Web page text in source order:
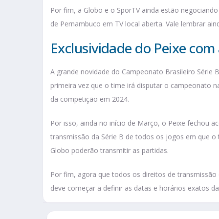
Por fim, a Globo e o SporTV ainda estão
de Pernambuco em TV local aberta. Vale lembrar
Exclusividade do Peixe
A grande novidade do Campeonato Brasileiro Série
primeira vez que o time irá disputar o campeonato
da competição em 2024.
Por isso, ainda no início de Março, o Peixe fechou
transmissão da Série B de todos os jogos em que
Globo poderão transmitir as partidas.
Por fim, agora que todos os direitos de
deve começar a definir as datas e horários exatos